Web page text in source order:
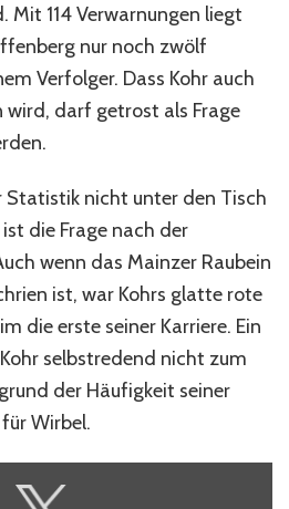
Mit 114 Verwarnungen liegt
nur noch zwölf
Verfolger. Dass Kohr auch
wird, darf getrost als Frage
Statistik nicht unter den Tisch
die Frage nach der
wenn das Mainzer Raubein
ist, war Kohrs glatte rote
die erste seiner Karriere. Ein
selbstredend nicht zum
der Häufigkeit seiner
Wirbel.